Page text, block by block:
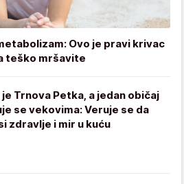
Ovo je pravi krivac
teško mršavite
Trnova Petka, a jedan običaj
se vekovima: Veruje se da
zdravlje i mir u kuću